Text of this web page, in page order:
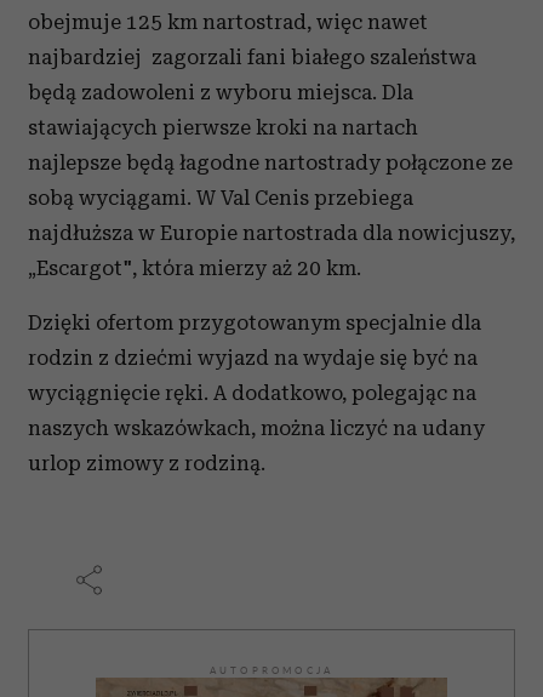
obejmuje 125 km nartostrad, więc nawet
najbardziej zagorzali fani białego szaleństwa
będą zadowoleni z wyboru miejsca. Dla
stawiających pierwsze kroki na nartach
najlepsze będą łagodne nartostrady połączone ze
sobą wyciągami. W Val Cenis przebiega
najdłuższa w Europie nartostrada dla nowicjuszy,
„Escargot", która mierzy aż 20 km.
Dzięki ofertom przygotowanym specjalnie dla
rodzin z dziećmi wyjazd na wydaje się być na
wyciągnięcie ręki. A dodatkowo, polegając na
naszych wskazówkach, można liczyć na udany
urlop zimowy z rodziną.
AUTOPROMOCJA